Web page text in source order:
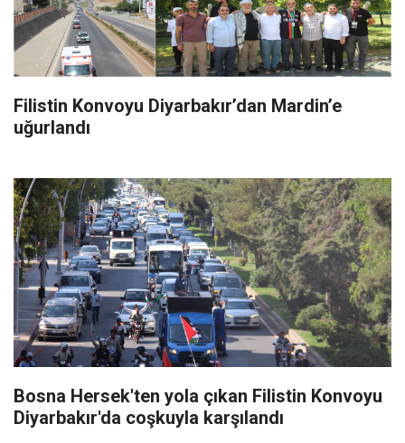
Filistin Konvoyu Diyarbakır’dan Mardin’e
uğurlandı
Bosna Hersek'ten yola çıkan Filistin Konvoyu
Diyarbakır'da coşkuyla karşılandı